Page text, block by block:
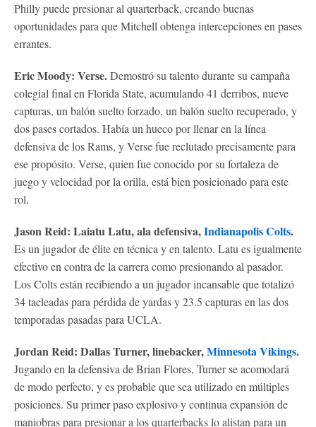
Philly puede presionar al quarterback, creando buenas
oportunidades para que Mitchell obtenga intercepciones en pases
errantes.
Eric Moody: Verse.Demostró su talento durante su campaña
colegial final en Florida State, acumulando 41 derribos, nueve
capturas, un balón suelto forzado, un balón suelto recuperado, y
dos pases cortados. Había un hueco por llenar en la línea
defensiva de los Rams, y Verse fue reclutado precisamente para
ese propósito. Verse, quien fue conocido por su fortaleza de
juego y velocidad por la orilla, está bien posicionado para este
rol.
Jason Reid: Laiatu Latu, ala defensiva,Indianapolis Colts.
Es un jugador de élite en técnica y en talento. Latu es igualmente
efectivo en contra de la carrera como presionando al pasador.
Los Colts están recibiendo a un jugador incansable que totalizó
34 tacleadas para pérdida de yardas y 23.5 capturas en las dos
temporadas pasadas para UCLA.
Jordan Reid: Dallas Turner, linebacker,Minnesota Vikings.
Jugando en la defensiva de Brian Flores, Turner se acomodará
de modo perfecto, y es probable que sea utilizado en múltiples
posiciones. Su primer paso explosivo y continua expansión de
maniobras para presionar a los quarterbacks lo alistan para un